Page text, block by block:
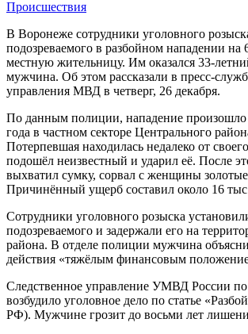
Происшествия
В Воронеже сотрудники уголовного
подозреваемого в разбойном нападении
местную жительницу. Им оказался 33-
мужчина. Об этом рассказали в пресс-
управления МВД в четверг, 26 декабря.
По данным полиции, нападение произошло
года в частном секторе Центрального
Потерпевшая находилась недалеко от
подошёл неизвестный и ударил её. После
выхватил сумку, сорвал с женщины
Причинённый ущерб составил около 16
Сотрудники уголовного розыска
подозреваемого и задержали его на
района. В отделе полиции мужчина
действия «тяжёлым финансовым
Следственное управление УМВД России
возбудило уголовное дело по статье
РФ). Мужчине грозит до восьми лет